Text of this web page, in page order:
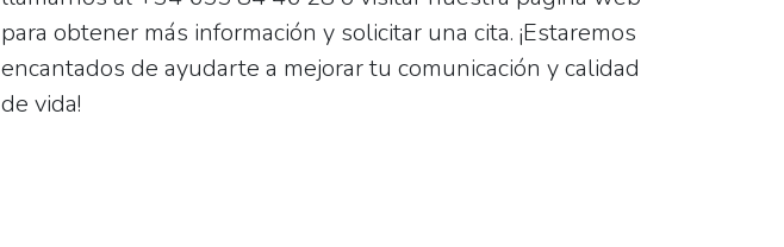
para obtener más información y solicitar una cita. ¡Estaremos
encantados de ayudarte a mejorar tu comunicación y calidad
de vida!